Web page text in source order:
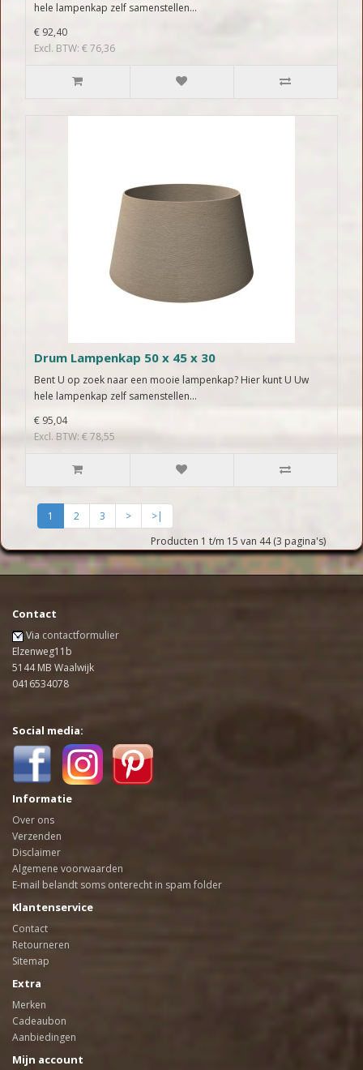
hele lampenkap zelf samenstellen...
€ 92,40
Excl. BTW: € 76,36
Drum Lampenkap 50 x 45 x 30
Bent U op zoek naar een mooie lampenkap? Hier kunt U Uw
hele lampenkap zelf samenstellen...
€ 95,04
Excl. BTW: € 78,55
1 2 3 >
>|
Producten 1 t/m 15 van 44 (3 pagina's)
Contact
Via contactformulier
Elzenweg11b
5144 MB Waalwijk
0416534078
Social media:
Informatie
Over ons
Verzenden
Disclaimer
Algemene voorwaarden
E-mail belandt soms onterecht in spam folder
Klantenservice
Contact
Retourneren
Sitemap
Extra
Merken
Cadeaubon
Aanbiedingen
Mijn account